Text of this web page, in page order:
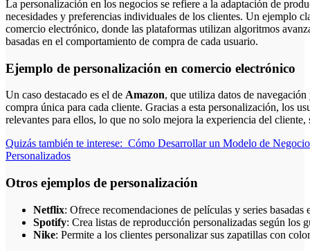
La personalización en los negocios se refiere a la adaptación de
necesidades y preferencias individuales de los clientes. Un ejemplo
comercio electrónico, donde las plataformas utilizan algoritmos
basadas en el comportamiento de compra de cada usuario.
Ejemplo de personalización en comercio electrónico
Un caso destacado es el de Amazon, que utiliza datos de
compra única para cada cliente. Gracias a esta personalización, los
relevantes para ellos, lo que no solo mejora la experiencia del
Quizás también te interese: Cómo Desarrollar un Modelo de
Personalizados
Otros ejemplos de personalización
Netflix: Ofrece recomendaciones de películas y series
Spotify: Crea listas de reproducción personalizadas según los
Nike: Permite a los clientes personalizar sus zapatillas con